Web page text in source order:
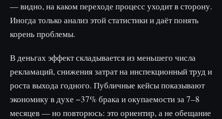
— видно, на каком переходе процесс уходит в сторону.
Иногда только анализ этой статистики и даёт понять
корень проблемы.
В деньгах эффект складывается из меньшего числа
рекламаций, снижения затрат на инспекционный труд и
роста выхода годного. Публичные кейсы показывают
экономику в духе −37% брака и окупаемости за 7–8
месяцев — но повторюсь: это ориентир, а не обещание